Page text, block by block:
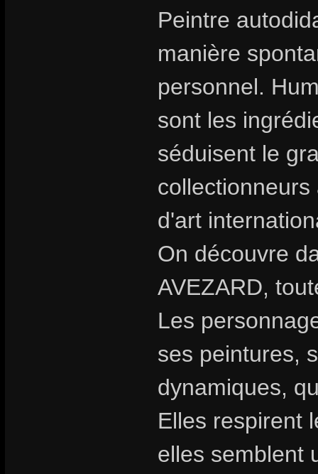
Peintre
manière
personnel.
sont les
séduisent le
collectionneurs
d'art
On découvre
AVEZARD,
Les
ses peintures,
dynamiques,
Elles respirent
elles semblent